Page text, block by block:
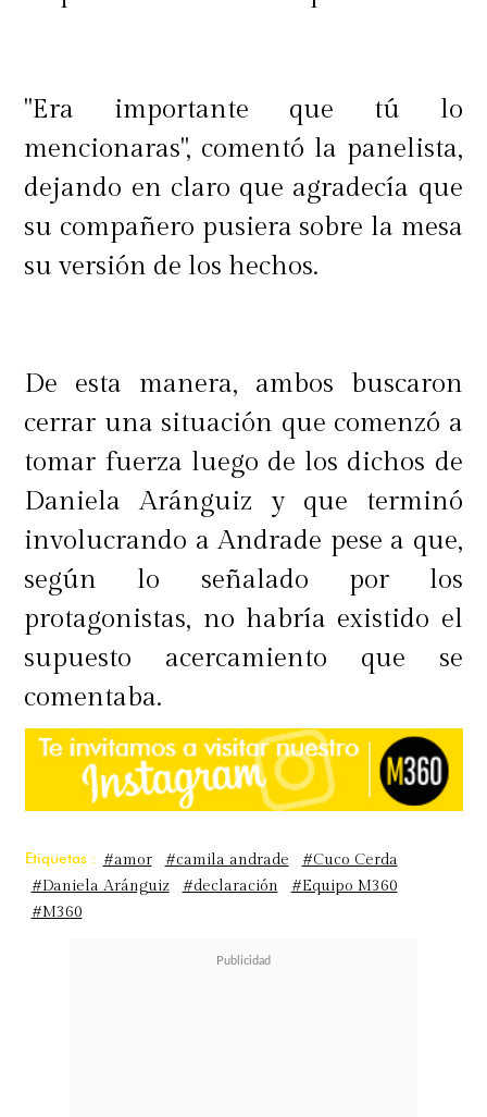
"Era importante que tú lo
mencionaras", comentó la panelista,
dejando en claro que agradecía que
su compañero pusiera sobre la mesa
su versión de los hechos.
De esta manera, ambos buscaron
cerrar una situación que comenzó a
tomar fuerza luego de los dichos de
Daniela Aránguiz y que terminó
involucrando a Andrade pese a que,
según lo señalado por los
protagonistas, no habría existido el
supuesto acercamiento que se
comentaba.
Etiquetas : #amor #camila andrade
#Cuco Cerda
#Daniela Aránguiz
#declaración
#Equipo M360
#M360